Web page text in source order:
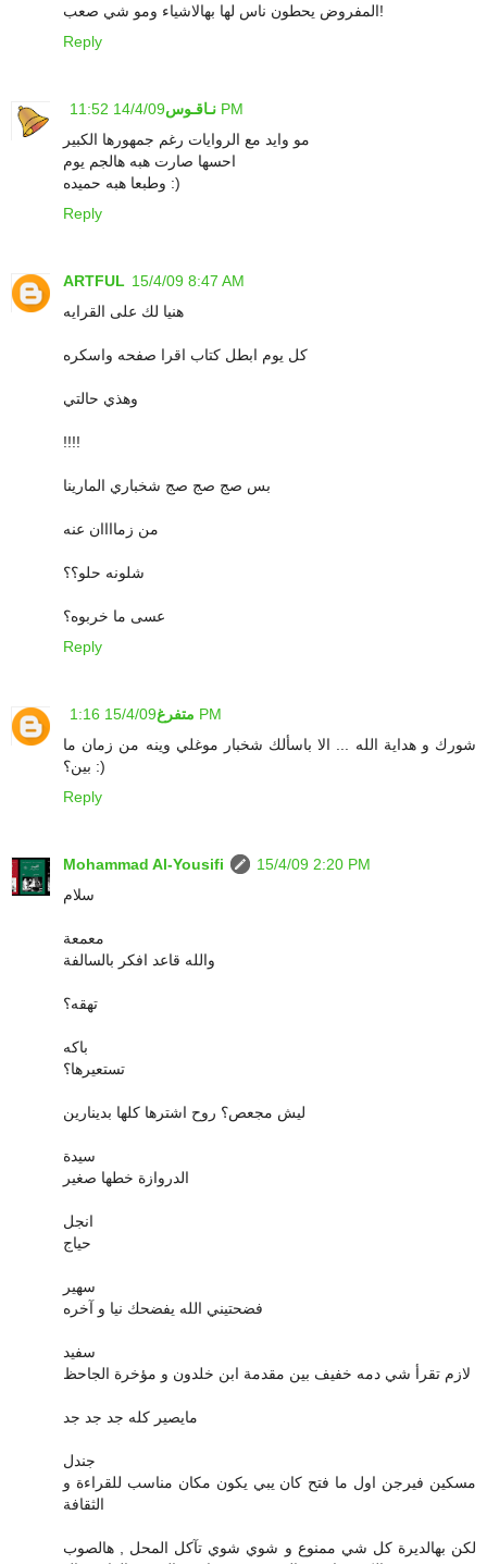
المفروض يحطون ناس لها بهالاشياء ومو شي صعب!
Reply
نـاقـوس 14/4/09 11:52 PM
مو وايد مع الروايات رغم جمهورها الكبير
احسها صارت هبه هالجم يوم
وطبعا هبه حميده :)
Reply
ARTFUL 15/4/09 8:47 AM
هنيا لك على القرايه
كل يوم ابطل كتاب اقرا صفحه واسكره
وهذي حالتي
!!!!
بس صج صج صج شخباري المارينا
من زماااان عنه
شلونه حلو؟؟
عسى ما خربوه؟
Reply
متفرغ 15/4/09 1:16 PM
شورك و هداية الله ... الا باسألك شخبار موغلي وينه من زمان ما
بين؟ :)
Reply
Mohammad Al-Yousifi
15/4/09 2:20 PM
سلام
معمعة
والله قاعد افكر بالسالفة
تهقه؟
باكه
تستعيرها؟
ليش مجعص؟ روح اشترها كلها بدينارين
سيدة
الدروازة خطها صغير
انجل
حياج
سهير
فضحتيني الله يفضحك نيا و آخره
سفيد
لازم تقرأ شي دمه خفيف بين مقدمة ابن خلدون و مؤخرة الجاحظ
مايصير كله جد جد جد
جندل
مسكين فيرجن اول ما فتح كان يبي يكون مكان مناسب للقراءة و
الثقافة
لكن بهالديرة كل شي ممنوع و شوي شوي تآكل المحل , هالصوب